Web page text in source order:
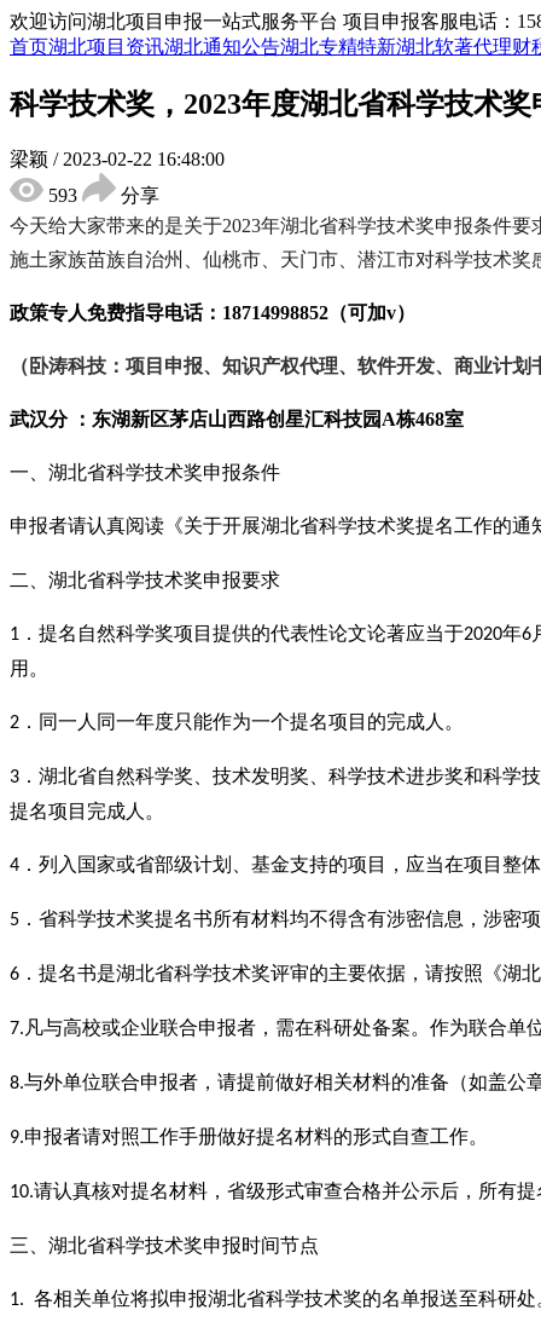
欢迎访问湖北项目申报一站式服务平台 项目申报客服电话：
首页湖北项目资讯湖北通知公告湖北专精特新湖北软著代理财
科学技术奖，2023年度湖北省科学技术
梁颖 / 2023-02-22 16:48:00
593
分享
今天给大家带来的是关于2023年湖北省科学技术奖申报条件
施土家族苗族自治州、仙桃市、天门市、潜江市对科学技术
政策专人免费指导电话： 18714998852（可加v）
（卧涛科技：项目申报、知识产权代理、软件开发、商业计
武汉分 ：东湖新区茅店山西路创星汇科技园 A栋468室
一、湖北省科学技术奖申报条件
申报者请认真阅读《关于开展湖北省科学技术奖提名工作的通
二、 湖北省科学技术奖申报要求
1 ．提名自然科学奖项目提供的代表性论文论著应当于2020年6
用。
2 ．同一人同一年度只能作为一个提名项目的完成人。
3 ．湖北省自然科学奖、技术发明奖、科学技术进步奖和科
提名项目完成人。
4 ．列入国家或省部级计划、基金支持的项目，应当在项目整
5 ．省科学技术奖提名书所有材料均不得含有涉密信息，涉密
6 ．提名书是湖北省科学技术奖评审的主要依据，请按照《
7. 凡与高校或企业联合申报者，需在科研处备案。作为联合
8.与外单位联合申报者，请提前做好相关材料的准备（如盖公
9.申报者请对照工作手册做好提名材料的形式自查工作。
10.请认真核对提名材料，省级形式审查合格并公示后，所有
三、湖北省科学技术奖申报时间节点
1. 各相关单位将拟申报湖北省科学技术奖的名单报送至科研处